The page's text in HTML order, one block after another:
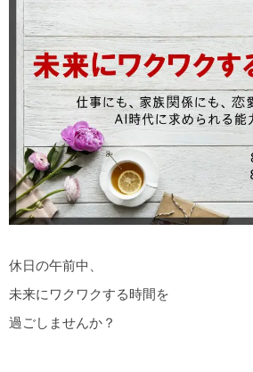
休日の午前中、
未来にワクワクする時間を
過ごしませんか？